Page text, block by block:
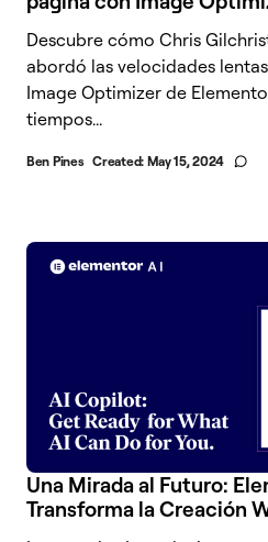
Descubre cómo Chris
abordó las velocidades
Image Optimizer de
tiempos...
Ben Pines Created: May 15, 2024
Una Mirada al Futuro:
Transforma la Creación